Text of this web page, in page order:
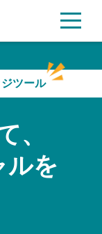
ツール
、
ルを